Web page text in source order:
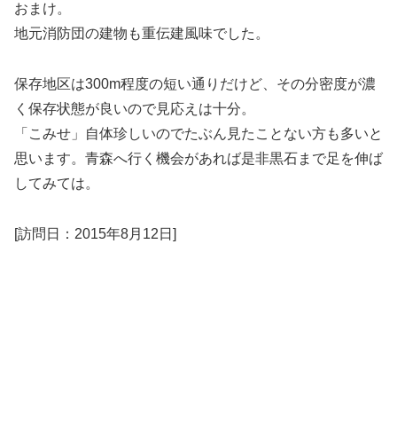
おまけ。
地元消防団の建物も重伝建風味でした。
保存地区は300m程度の短い通りだけど、その分密度が濃
く保存状態が良いので見応えは十分。
「こみせ」自体珍しいのでたぶん見たことない方も多いと
思います。青森へ行く機会があれば是非黒石まで足を伸ば
してみては。
[訪問日：2015年8月12日]